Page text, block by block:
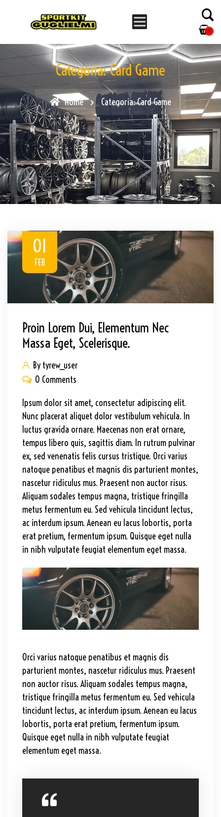
0
Categoria:Card Game
Home Categoria:Card Game
01
FEB
Proin Lorem Dui, Elementum Nec
Massa Eget, Scelerisque.
By tyrew_user
0 Comments
Ipsum dolor sit amet, consectetur adipiscing elit.
Nunc placerat aliquet dolor vestibulum vehicula. In
luctus gravida ornare. Maecenas non erat ornare,
tempus libero quis, sagittis diam. In rutrum pulvinar
ex, sed venenatis felis cursus tristique. Orci varius
natoque penatibus et magnis dis parturient montes,
nascetur ridiculus mus. Praesent non auctor risus.
Aliquam sodales tempus magna, tristique fringilla
metus fermentum eu. Sed vehicula tincidunt lectus,
ac interdum ipsum. Aenean eu lacus lobortis, porta
erat pretium, fermentum ipsum. Quisque eget nulla
in nibh vulputate feugiat elementum eget massa.
Orci varius natoque penatibus et magnis dis
parturient montes, nascetur ridiculus mus. Praesent
non auctor risus. Aliquam sodales tempus magna,
tristique fringilla metus fermentum eu. Sed vehicula
tincidunt lectus, ac interdum ipsum. Aenean eu lacus
lobortis, porta erat pretium, fermentum ipsum.
Quisque eget nulla in nibh vulputate feugiat
elementum eget massa.